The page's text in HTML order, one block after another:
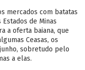
mercados com batatas
de Minas
a oferta baiana, que
Ceasas, os
sobretudo pelo
a elas.